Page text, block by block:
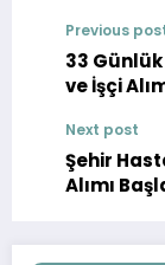
Previous
33 Günlük
ve İşçi
Next post
Şehir
Alımı